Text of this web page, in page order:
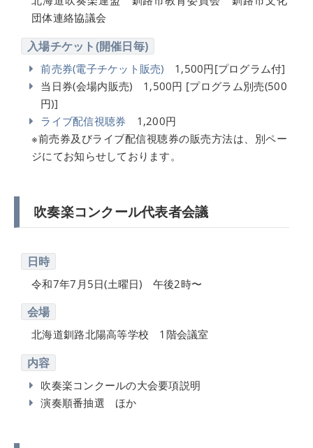
団体連絡協議会
入場チケット(開催日毎)
前売券(電子チケット販売) 1,500円[プログラム付]
当日券(会場内販売) 1,500円 [プログラム別売(500
円)]
ライブ配信視聴券 1,200円
※前売券及びライブ配信視聴券の販売方法は、別ペー
ジにてお知らせしております。
吹奏楽コンクール代表者会議
日時
令和7年7月5日(土曜日) 午後2時〜
会場
北海道釧路北陽高等学校 1階会議室
内容
吹奏楽コンクールの大会要項説明
演奏順番抽選 ほか